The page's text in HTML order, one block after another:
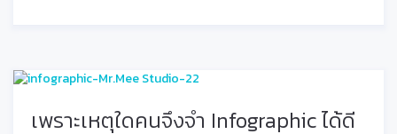
เพราะเหตุใดคนจึงจำ Infographic ได้ดี